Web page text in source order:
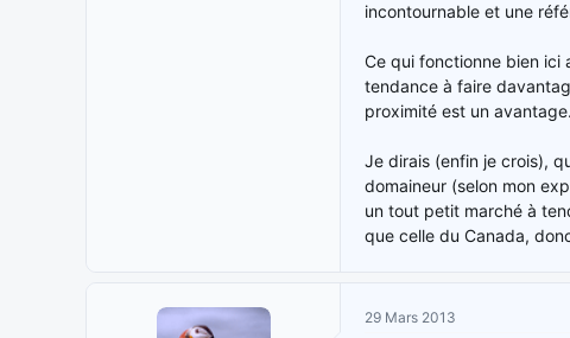
incontournable et une
Ce qui fonctionne bien ici
tendance à faire
proximité est un avantage.
Je dirais (enfin je crois),
domaineur (selon mon
un tout petit marché à
que celle du Canada,
29 Mars 2013